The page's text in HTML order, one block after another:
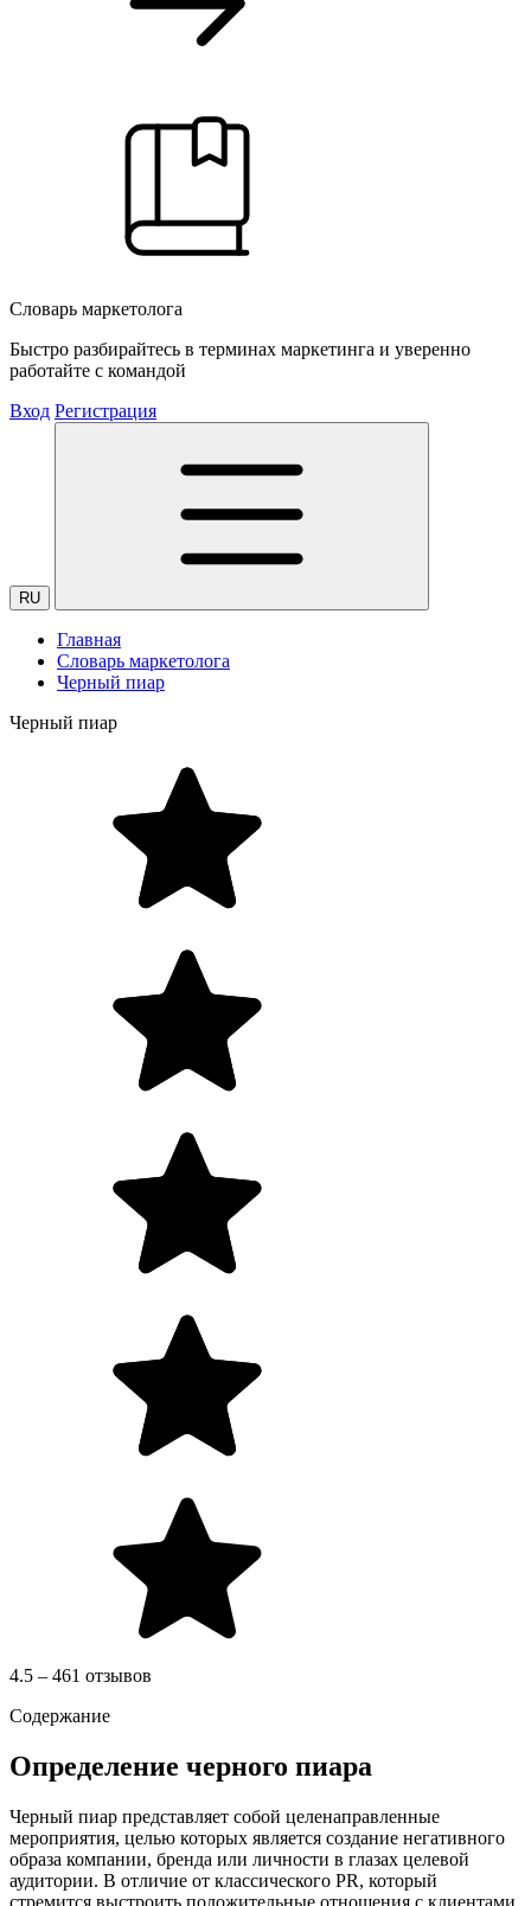
Словарь маркетолога
Быстро разбирайтесь в терминах маркетинга и уверенно
работайте с командой
Вход Регистрация
RU
Главная
Словарь маркетолога
Черный пиар
Черный пиар
4.5 – 461 отзывов
Содержание
Определение черного пиара
Черный пиар представляет собой целенаправленные
мероприятия, целью которых является создание негативного
образа компании, бренда или личности в глазах целевой
аудитории. В отличие от классического PR, который
стремится выстроить положительные отношения с клиентами